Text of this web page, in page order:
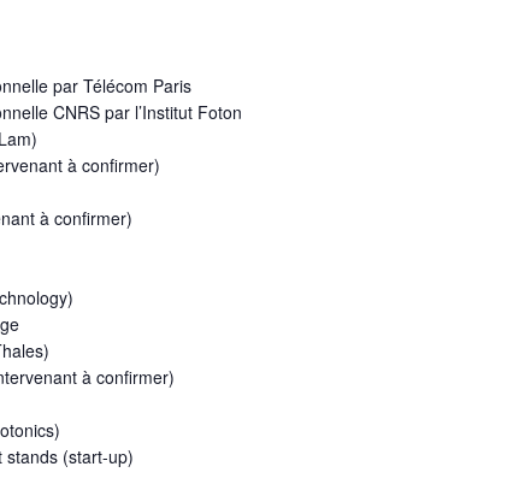
par Télécom Paris
CNRS par l’Institut Foton
à confirmer)
à confirmer)
à confirmer)
stands (start-up)